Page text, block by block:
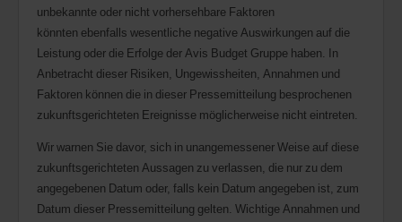
unbekannte oder nicht vorhersehbare Faktoren
könnten ebenfalls wesentliche negative Auswirkungen auf die
Leistung oder die Erfolge der Avis Budget Gruppe haben. In
Anbetracht dieser Risiken, Ungewissheiten, Annahmen und
Faktoren können die in dieser Pressemitteilung besprochenen
zukunftsgerichteten Ereignisse möglicherweise nicht eintreten.
Wir warnen Sie davor, sich in unangemessener Weise auf diese
zukunftsgerichteten Aussagen zu verlassen, die nur zu dem
angegebenen Datum oder, falls kein Datum angegeben ist, zum
Datum dieser Pressemitteilung gelten. Wichtige Annahmen und